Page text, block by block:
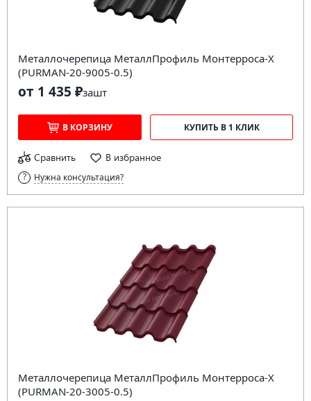
Металлочерепица МеталлПрофиль Монтерроса-X
(PURMAN-20-9005-0.5)
от 1 435 ₽зашт
В КОРЗИНУ КУПИТЬ В 1 КЛИК
Сравнить В избранное
Нужна консультация?
Металлочерепица МеталлПрофиль Монтерроса-X
(PURMAN-20-3005-0.5)